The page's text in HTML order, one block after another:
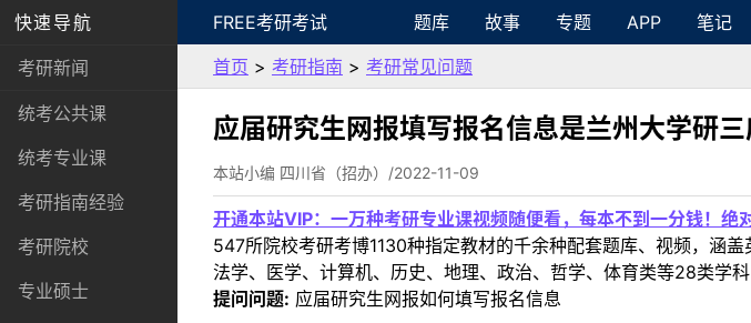
快速导航
考研新闻
统考公共课
统考专业课
考研指南经验
考研院校
专业硕士
FREE考研考试 题库 故事 专题 APP 笔记
首页 > 考研指南 > 考研常见问题
应届研究生网报填写报名信息是兰州大学研
本站小编 四川省（招办）/2022-11-09
开通本站VIP：一万种考研专业课视频随便看，每本不到一分钱！绝
547所院校考研考博1130种指定教材的千余种配套题库、视频，涵
法学、医学、计算机、历史、地理、政治、哲学、体育类等28类学科
提问问题: 应届研究生网报如何填写报名信息